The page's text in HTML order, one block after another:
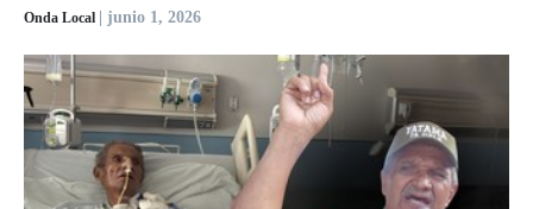
Onda Local | junio 1, 2026